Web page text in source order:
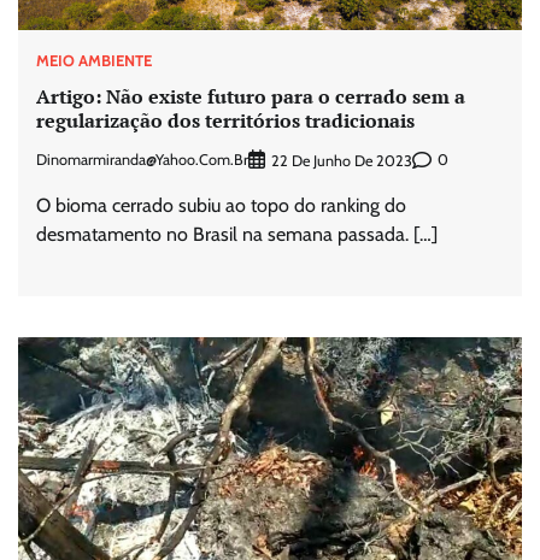
MEIO AMBIENTE
Artigo: Não existe futuro para o cerrado sem a
regularização dos territórios tradicionais
Dinomarmiranda@yahoo.com.br 22 De Junho De 2023 0
O bioma cerrado subiu ao topo do ranking do
desmatamento no Brasil na semana passada. […]